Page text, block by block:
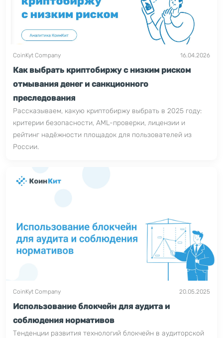
CoinKyt Company 16.04.2026
Как выбрать криптобиржу с низким риском
отмывания денег и санкционного
преследования
Рассказываем, какую криптобиржу выбрать в 2025 году:
критерии безопасности, AML-проверки, лицензии и
рейтинг надёжности площадок для пользователей из
России.
CoinKyt Company 20.05.2025
Использование блокчейн для аудита и
соблюдения нормативов
Тенденции развития технологий блокчейн в аудиторской